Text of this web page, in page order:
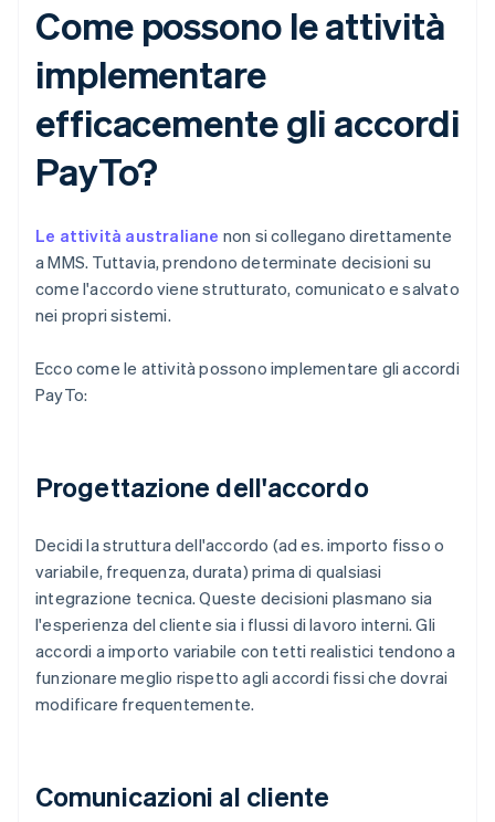
Come possono le attività
implementare
efficacemente gli accordi
PayTo?
Le attività australiane non si collegano direttamente
a MMS. Tuttavia, prendono determinate decisioni su
come l'accordo viene strutturato, comunicato e salvato
nei propri sistemi.
Ecco come le attività possono implementare gli accordi
PayTo:
Progettazione dell'accordo
Decidi la struttura dell'accordo (ad es. importo fisso o
variabile, frequenza, durata) prima di qualsiasi
integrazione tecnica. Queste decisioni plasmano sia
l'esperienza del cliente sia i flussi di lavoro interni. Gli
accordi a importo variabile con tetti realistici tendono a
funzionare meglio rispetto agli accordi fissi che dovrai
modificare frequentemente.
Comunicazioni al cliente